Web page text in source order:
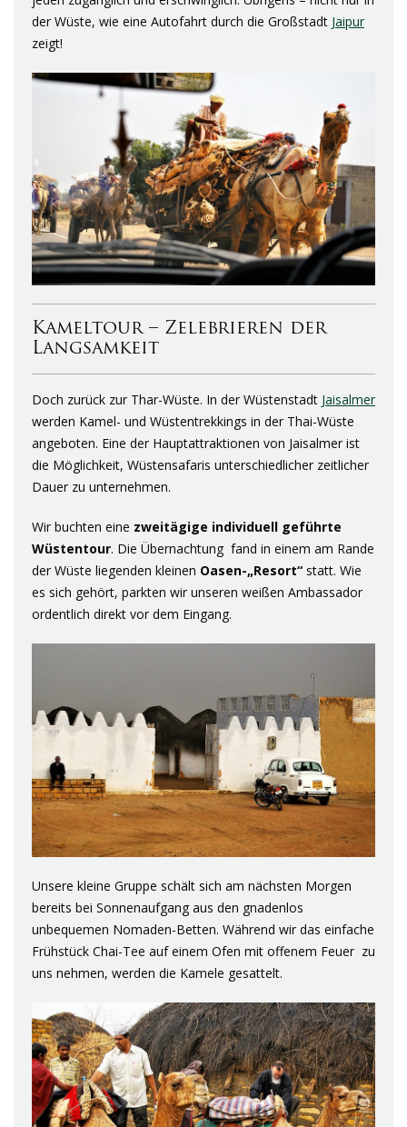
der Wüste, wie eine Autofahrt durch die Großstadt Jaipur
zeigt!
Kameltour – Zelebrieren der
Langsamkeit
Doch zurück zur Thar-Wüste. In der Wüstenstadt Jaisalmer
werden Kamel- und Wüstentrekkings in der Thai-Wüste
angeboten. Eine der Hauptattraktionen von Jaisalmer ist
die Möglichkeit, Wüstensafaris unterschiedlicher zeitlicher
Dauer zu unternehmen.
Wir buchten eine zweitägige individuell geführte
Wüstentour. Die Übernachtung fand in einem am Rande
der Wüste liegenden kleinen Oasen-„Resort“ statt. Wie
es sich gehört, parkten wir unseren weißen Ambassador
ordentlich direkt vor dem Eingang.
Unsere kleine Gruppe schält sich am nächsten Morgen
bereits bei Sonnenaufgang aus den gnadenlos
unbequemen Nomaden-Betten. Während wir das einfache
Frühstück Chai-Tee auf einem Ofen mit offenem Feuer zu
uns nehmen, werden die Kamele gesattelt.